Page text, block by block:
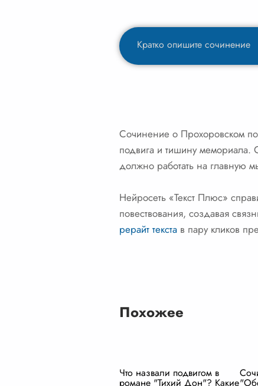
Сочинение о Прохоровском
подвига и тишину мемориала.
должно работать на главную
Нейросеть «Текст Плюс»
повествования, создавая
рерайт текста в пару кликов
Похожее
Что назвали подвигом в
романе "Тихий Дон"? Какие